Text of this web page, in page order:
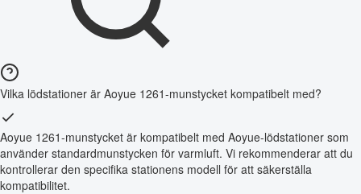
Vilka lödstationer är Aoyue 1261-munstycket kompatibelt med?
Aoyue 1261-munstycket är kompatibelt med Aoyue-lödstationer som
använder standardmunstycken för varmluft. Vi rekommenderar att du
kontrollerar den specifika stationens modell för att säkerställa
kompatibilitet.